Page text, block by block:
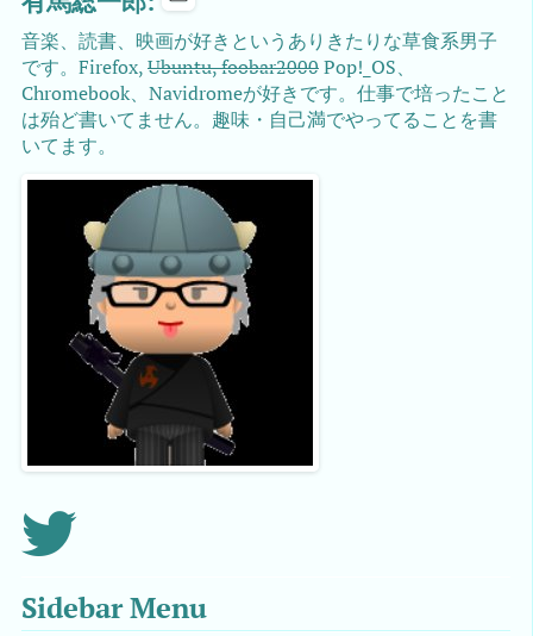
音楽、読書、映画が好きというありきたりな草食系男子
です。Firefox,Ubuntu, foobar2000Pop!_OS、
Chromebook、Navidromeが好きです。仕事で培ったこと
は殆ど書いてません。趣味・自己満でやってることを書
いてます。
Sidebar Menu